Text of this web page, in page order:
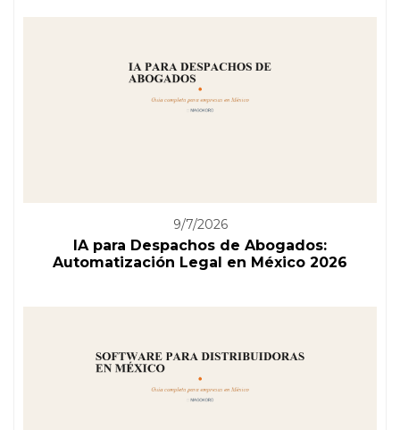
9/7/2026
IA para Despachos de Abogados:
Automatización Legal en México 2026